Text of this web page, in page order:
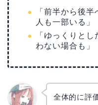
「前半から後
人も一部いる」
「ゆっくりと
わない場合も」
全体的に評